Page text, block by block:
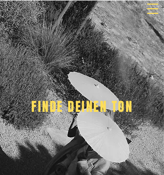
MARINA DANNER
shop & education
FINDE DEINEN TON